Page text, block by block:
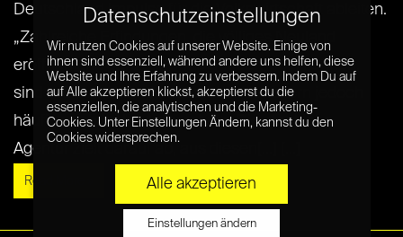
Deutschland Impulse für die Volkswirtschaft ableiten.
„Zahlreiche Erfindungen, die völliges Neuland
eröffnen und ganze Märkte umkrempeln können,
sind in Deutschland entstanden, scheitern jedoch
häufig noch in der Anwendung. Die staatliche
Agentur zielt darauf ab, aus diesen[...] [...]
Read More »
Datenschutzeinstellungen
Wir nutzen Cookies auf unserer Website. Einige von
ihnen sind essenziell, während andere uns helfen, diese
Website und Ihre Erfahrung zu verbessern. Indem Du auf
auf Alle akzeptieren klickst, akzeptierst du die
essenziellen, die analytischen und die Marketing-
Cookies. Unter Einstellungen Ändern, kannst du den
Cookies widersprechen.
Alle akzeptieren
Einstellungen ändern